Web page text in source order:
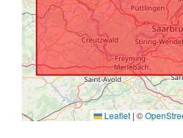
Leaflet | ©